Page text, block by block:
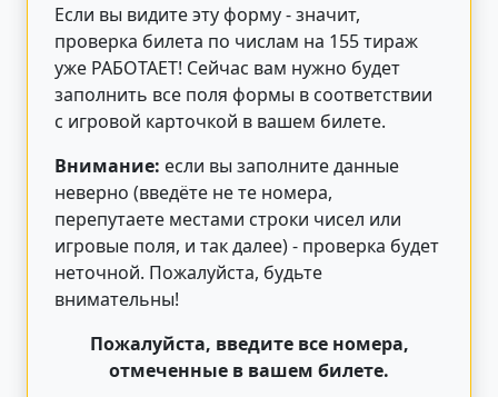
Если вы видите эту форму - значит,
проверка билета по числам на 155 тираж
уже РАБОТАЕТ! Сейчас вам нужно будет
заполнить все поля формы в соответствии
с игровой карточкой в вашем билете.
Внимание: если вы заполните данные
неверно (введёте не те номера,
перепутаете местами строки чисел или
игровые поля, и так далее) - проверка будет
неточной. Пожалуйста, будьте
внимательны!
Пожалуйста, введите все номера,
отмеченные в вашем билете.